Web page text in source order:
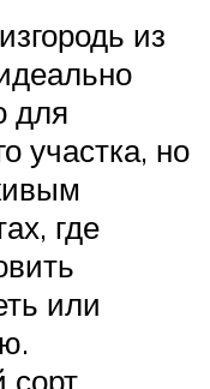
из
для
участка, но
где
или
сорт